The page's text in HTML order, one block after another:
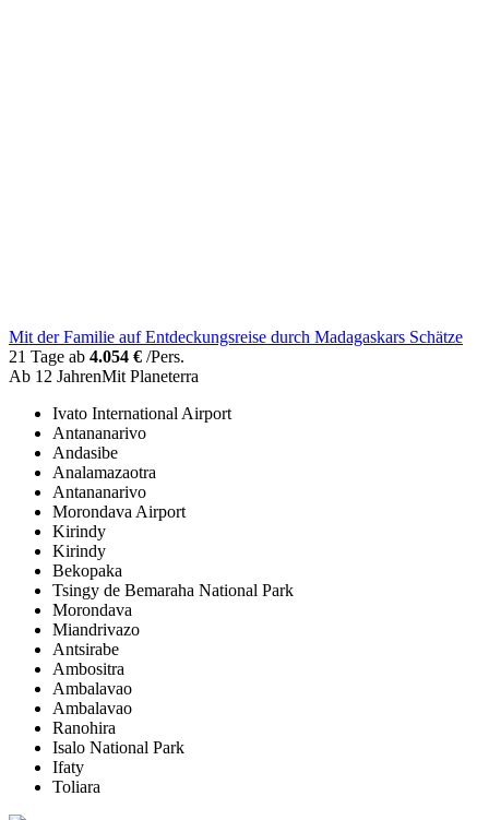
Mit der Familie auf Entdeckungsreise durch Madagaskars Schätze
21 Tage ab 4.054 € /Pers.
Ab 12 JahrenMit Planeterra
Ivato International Airport
Antananarivo
Andasibe
Analamazaotra
Antananarivo
Morondava Airport
Kirindy
Kirindy
Bekopaka
Tsingy de Bemaraha National Park
Morondava
Miandrivazo
Antsirabe
Ambositra
Ambalavao
Ambalavao
Ranohira
Isalo National Park
Ifaty
Toliara